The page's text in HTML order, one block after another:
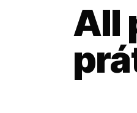
All